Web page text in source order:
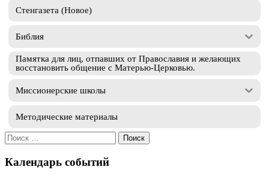
Стенгазета (Новое)
Библия
Памятка для лиц, отпавших от Православия и желающих
восстановить общение с Матерью-Церковью.
Миссионерские школы
Методические материалы
Искать:
Календарь событий